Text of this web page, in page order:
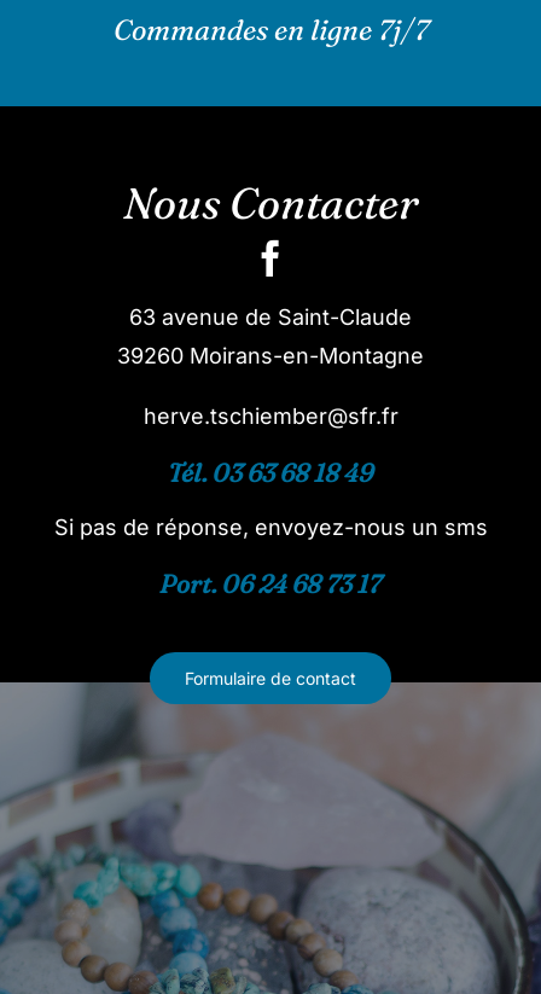
Commandes en ligne 7j/7
Nous Contacter
63 avenue de Saint-Claude
39260 Moirans-en-Montagne
herve.tschiember@sfr.fr
Tél. 03 63 68 18 49
Si pas de réponse, envoyez-nous un sms
Port. 06 24 68 73 17
Formulaire de contact